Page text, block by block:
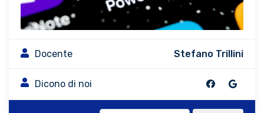
Docente Stefano Trillini
Dicono di noi